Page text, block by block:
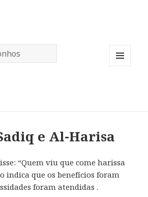
e Al-Harisa
“Quem viu que come harissa
indica que os benefícios foram
foram atendidas .